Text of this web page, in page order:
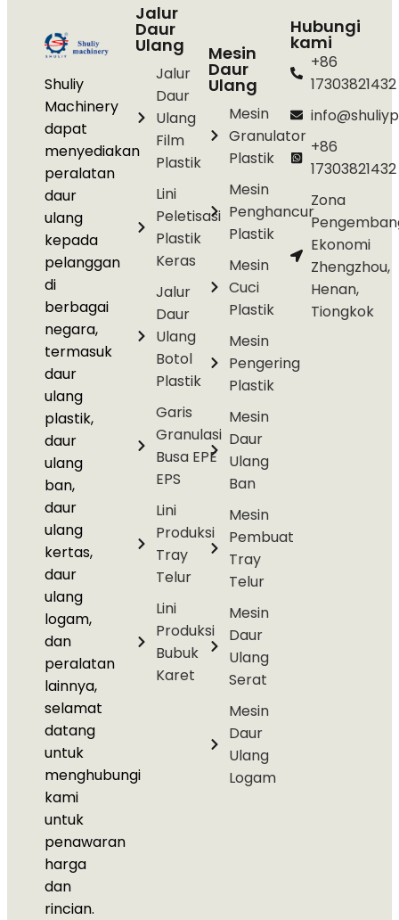
Shuliy
Machinery
dapat
menyediakan
peralatan
daur
ulang
kepada
pelanggan
di
berbagai
negara,
termasuk
daur
ulang
plastik,
daur
ulang
ban,
daur
ulang
kertas,
daur
ulang
logam,
dan
peralatan
lainnya,
selamat
datang
untuk
menghubungi
kami
untuk
penawaran
harga
dan
rincian.
Jalur
Daur
Ulang
Jalur
Daur
Ulang
Film
Plastik
Lini
Peletisasi
Plastik
Keras
Jalur
Daur
Ulang
Botol
Plastik
Garis
Granulasi
Busa EPE
EPS
Lini
Produksi
Tray
Telur
Lini
Produksi
Bubuk
Karet
Mesin
Daur
Ulang
Mesin
Granulator
Plastik
Mesin
Penghancur
Plastik
Mesin
Cuci
Plastik
Mesin
Pengering
Plastik
Mesin
Daur
Ulang
Ban
Mesin
Pembuat
Tray
Telur
Mesin
Daur
Ulang
Serat
Mesin
Daur
Ulang
Logam
Hubungi
kami
+86
17303821432
+86
17303821432
Zona
Ekonomi
Zhengzhou,
Henan,
Tiongkok